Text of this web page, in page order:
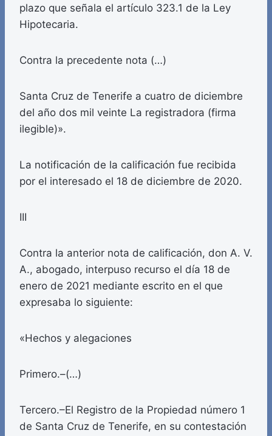
plazo que señala el artículo 323.1 de la Ley
Hipotecaria.
Contra la precedente nota (…)
Santa Cruz de Tenerife a cuatro de diciembre
del año dos mil veinte La registradora (firma
ilegible)».
La notificación de la calificación fue recibida
por el interesado el 18 de diciembre de 2020.
III
Contra la anterior nota de calificación, don A. V.
A., abogado, interpuso recurso el día 18 de
enero de 2021 mediante escrito en el que
expresaba lo siguiente:
«Hechos y alegaciones
Primero.–(…)
Tercero.–El Registro de la Propiedad número 1
de Santa Cruz de Tenerife, en su contestación